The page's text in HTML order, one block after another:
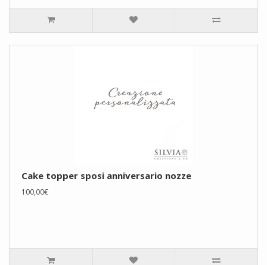
Cake topper sposi anniversario nozze
100,00€